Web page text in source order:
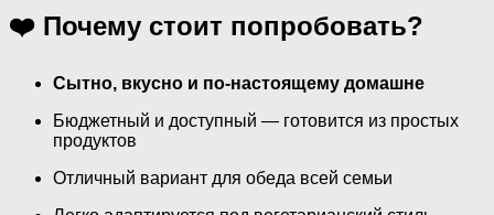
❤️ Почему стоит попробовать?
Сытно, вкусно и по-настоящему домашне
Бюджетный и доступный — готовится из простых
продуктов
Отличный вариант для обеда всей семьи